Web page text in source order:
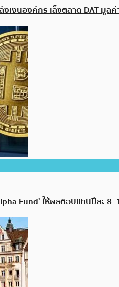
เงินองค์กร เล็งตลาด DAT มูล
Fund’ ให้ผลตอบแทนปีละ